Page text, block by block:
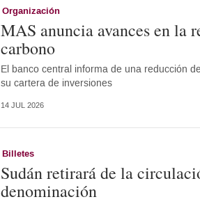
Organización
MAS anuncia avances en la
carbono
El banco central informa de una reducción
su cartera de inversiones
14 JUL 2026
Billetes
Sudán retirará de la
denominación